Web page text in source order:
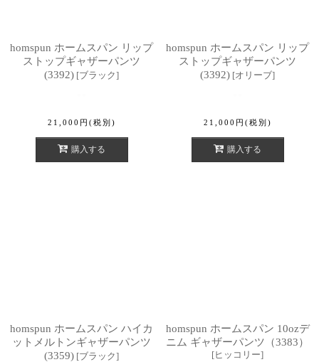
homspun ホームスパン リップ
ストップギャザーパンツ
(3392) [ブラック]
21,000 円 (税別)
購入する
homspun ホームスパン リップ
ストップギャザーパンツ
(3392) [オリーブ]
21,000 円 (税別)
購入する
homspun ホームスパン ハイカ
ットメルトンギャザーパンツ
(3359) [ブラック]
homspun ホームスパン 10ozデ
ニム ギャザーパンツ（3383）
[ヒッコリー]